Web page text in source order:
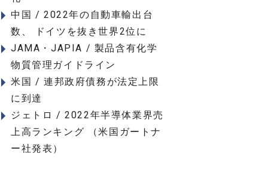
中国 / 2022年の自動車輸出台
数、 ドイツを抜き世界2位に
JAMA・JAPIA / 製品含有化学
物質管理ガイドライン
米国 / 連邦政府債務が法定上限
に到達
ジェトロ / 2022年半導体業界売
上高ランキング （米国ガートナ
ー社発表）